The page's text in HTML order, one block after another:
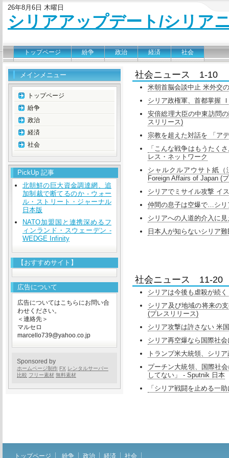
26年8月6日 木曜日
シリアアップデート/シリア
トップページ 紛争 政治 経済 社会
社会ニュース 1-10
米朝首脳会談中止 米外交
シリア政権軍、首都掌握
安倍総理大臣の中東訪問
スリリース)
宗教を超えた対話を 「ア
「こんな戦争はもうたく
レス・ネットワーク
シャルクルアウサト紙
Foreign Affairs of Japan (
シリアでミサイル攻撃 イ
仲間の息子は空爆で…シリ
シリアへの人道的介入に
日本人が知らないシリア
社会ニュース 11-20
シリアは今後も虐殺が続
シリア及び地域の将来の
(プレスリリース)
シリア攻撃は許さない 米
シリア再空爆なら国際社
トランプ米大統領、シリ
プーチン大統領、国際社
してない」 - Sputnik 日本
「シリア戦闘を止める一
メインメニュー
トップページ
紛争
政治
経済
社会
PickUp 記事
北朝鮮の巨大資金調達網、追
加制裁で断てるのか - ウォー
ル・ストリート・ジャーナル
日本版
NATO加盟国と連携深めるフ
ィンランド・スウェーデン -
WEDGE Infinity
【おすすめサイト】
広告について
広告についてはこちらにお問い合
わせください。
＜連絡先＞
マルセロ
marcello739@yahoo.co.jp
Sponsored by
ホームページ制作 FX レンタルサーバー
比較 フリー素材 無料素材
トップページ 紛争 政治 経済 社会